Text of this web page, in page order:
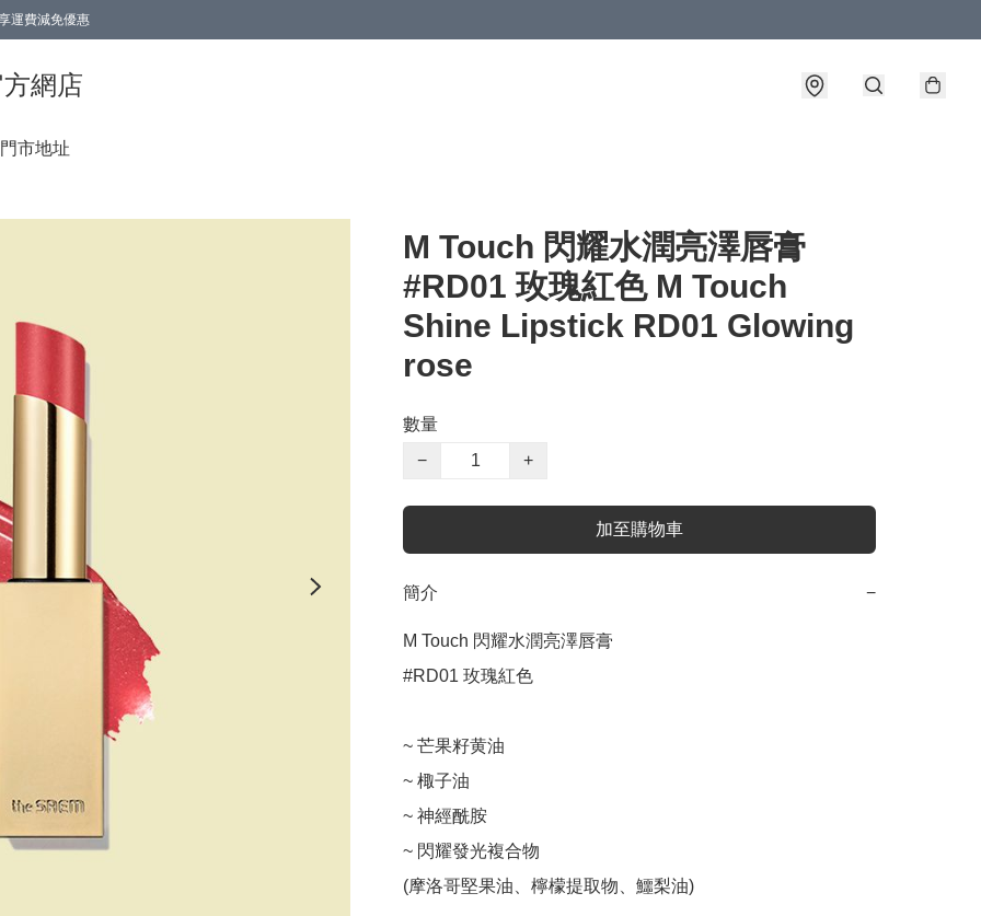
運費減免優惠
網店
門市地址
M Touch 閃耀水潤亮澤唇膏
#RD01 玫瑰紅色 M Touch
Shine Lipstick RD01 Glowing
rose
數量
−
+
加至購物車
簡介 −
M Touch 閃耀水潤亮澤唇膏
#RD01 玫瑰紅色
~ 芒果籽黄油
~ 棷子油
~ 神經酰胺
~ 閃耀發光複合物
(摩洛哥堅果油、檸檬提取物、鱷梨油)